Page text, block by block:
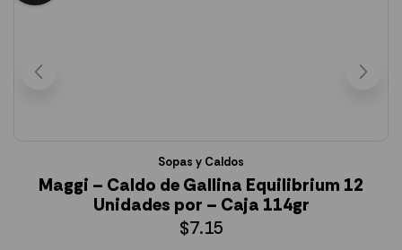
Sopas y Caldos
Maggi – Caldo de Gallina Equilibrium 12
Unidades por – Caja 114gr
$7.15